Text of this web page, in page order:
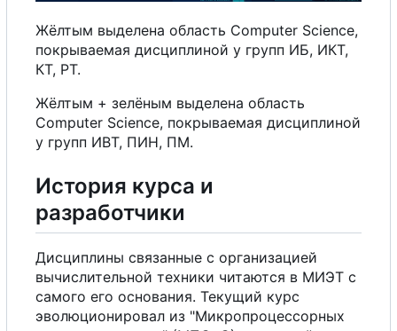
Жёлтым выделена область Computer Science,
покрываемая дисциплиной у групп ИБ, ИКТ,
КТ, РТ.
Жёлтым + зелёным выделена область
Computer Science, покрываемая дисциплиной
у групп ИВТ, ПИН, ПМ.
История курса и
разработчики
Дисциплины связанные с организацией
вычислительной техники читаются в МИЭТ с
самого его основания. Текущий курс
эволюционировал из "Микропроцессорных